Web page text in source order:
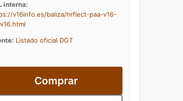
interna:
v16info.es/baliza/hrflect-paa-v16-
Listado oficial DGT
Comprar